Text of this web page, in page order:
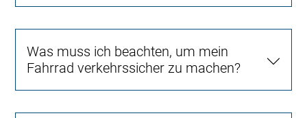
Was muss ich beachten, um mein
Fahrrad verkehrssicher zu machen?